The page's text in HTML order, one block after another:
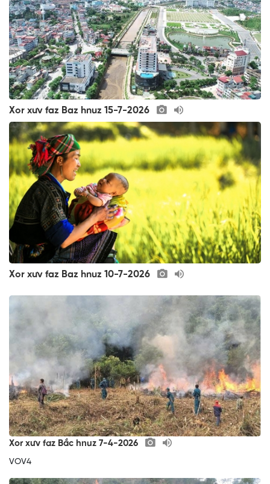
Xor xưv faz Baz hnuz 15-7-2026
Xor xưv faz Baz hnuz 10-7-2026
Xor xưv faz Bắc hnuz 7-4-2026
VOV4